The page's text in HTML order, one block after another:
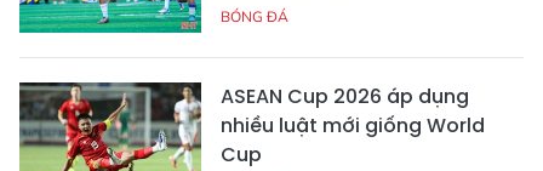
BÓNG ĐÁ
ASEAN Cup 2026 áp dụng
nhiều luật mới giống World
Cup